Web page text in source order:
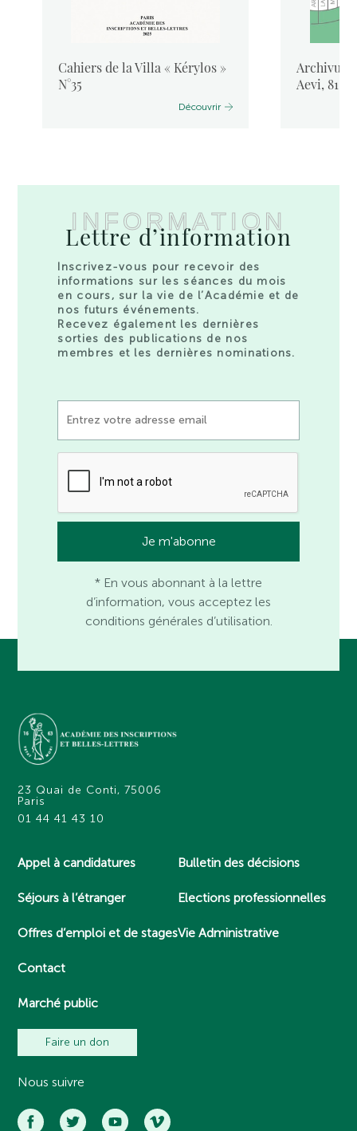
Cahiers de la Villa « Kérylos »
N°35
Découvrir
Aevi, 81,
INFORMATION
Lettre d’information
Inscrivez-vous pour recevoir des
informations sur les séances du mois
en cours, sur la vie de l’Académie et de
nos futurs événements.
Recevez également les dernières
sorties des publications de nos
membres et les dernières nominations.
* En vous abonnant à la lettre
d’information, vous acceptez les
conditions générales d’utilisation.
23 Quai de Conti, 75006
Paris
01 44 41 43 10
Appel à candidatures
Séjours à l’étranger
Offres d’emploi et de stages
Contact
Marché public
Bulletin des décisions
Elections professionnelles
Vie Administrative
Faire un don
Nous suivre